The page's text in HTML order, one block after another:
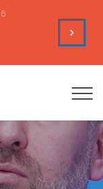
ve Amerika’nın